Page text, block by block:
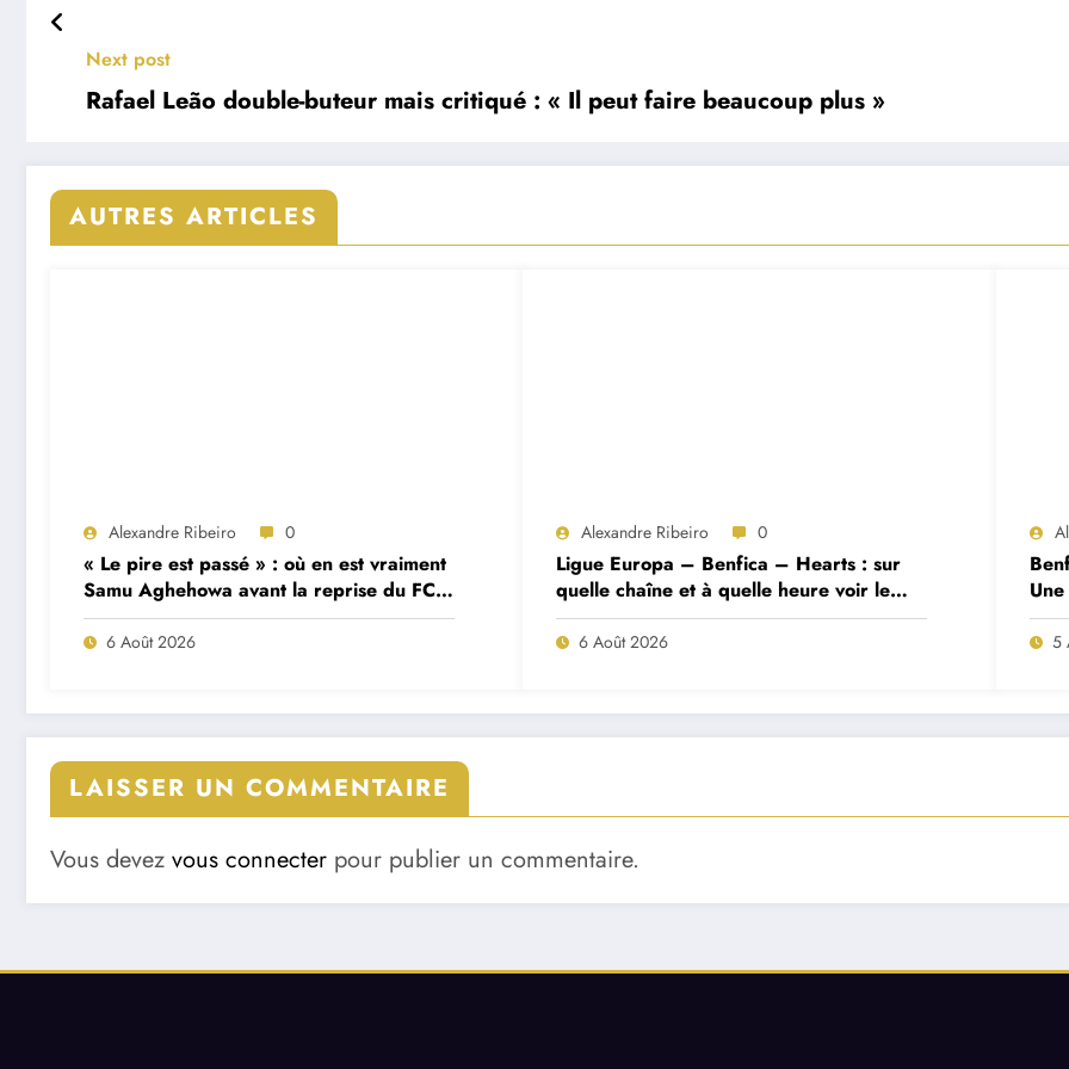
Next post
Rafael Leão double-buteur mais critiqué : « Il peut faire beaucoup plus »
AUTRES ARTICLES
Alexandre Ribeiro 0
« Le pire est passé » : où en est vraiment
Samu Aghehowa avant la reprise du FC
Porto ?
6 Août 2026
Alexandre Ribeiro 0
Ligue Europa – Benfica – Hearts : sur
quelle chaîne et à quelle heure voir le
match ?
6 Août 2026 5
LAISSER UN COMMENTAIRE
Vous devez vous connecter pour publier un commentaire.